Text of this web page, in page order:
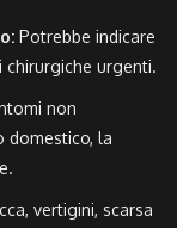
Potrebbe indicare
urgenti.
non
domestico, la
vertigini, scarsa